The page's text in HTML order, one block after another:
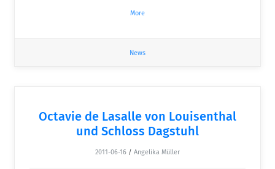
More
News
Octavie de Lasalle von Louisenthal
und Schloss Dagstuhl
2011-06-16 / Angelika Müller